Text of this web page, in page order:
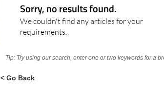
Sorry, no results found.
We couldn't find any articles for your
requirements.
Tip: Try using our search, enter one or two keywords for a
< Go Back